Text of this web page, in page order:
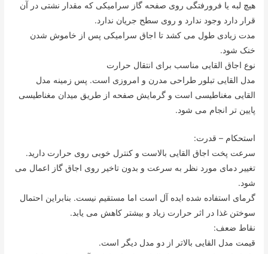
هیچ لبه یا فرورفتگی روی صفحه گاز سرامیکی که مقدار نشتی در آن
قرار دارد وجود ندارد و روی سطح جریان ندارد.
مدت زیادی طول می کشد تا اجاق سرامیکی پس از خاموش شدن
خنک شود.
نوع اجاق القایی مناسب برای انتقال حرارت
مدل القایی تبلور طراحی مدرن و امروزی است. پس زمینه مدل
القایی مغناطیسی است و گرمایش صفحه از طریق میدان مغناطیسی
پایین تر انجام می شود.
استحکام – قدرت:
سرعت پخت اجاق القایی بالاست و کنترل خوبی روی حرارت دارید.
تغییر دمای مورد نظر به سرعت و بدون تاخیر روی اجاق گاز اعمال می
شود.
گرمای استفاده شده ایده آل است اما مستقیم نیست. بنابراین احتمال
سوختن غذا در اثر حرارت زیاد و بیشتر کاهش می یابد.
نقاط ضعف:
قیمت مدل القایی بالاتر از دو مدل دیگر است.